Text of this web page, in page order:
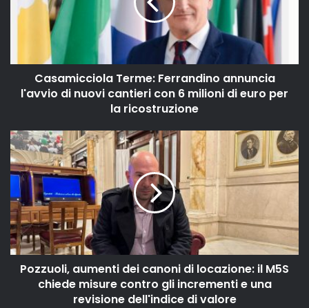
Casamicciola Terme: Ferrandino annuncia
l'avvio di nuovi cantieri con 6 milioni di euro per
la ricostruzione
Pozzuoli, aumenti dei canoni di locazione: il M5S
chiede misure contro gli incrementi e una
revisione dell'indice di valore